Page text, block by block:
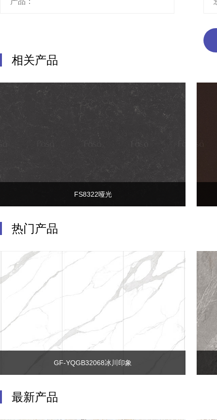
相关产品
FS8322哑光
产品名称：FS8322哑光
适用场景：橱柜、水槽、岛台、台面、背
景墙 颜色：灰色 规格（mm）：
1620x3220x20mm、1520x3050x20mm 材
质：石英砂、树脂、颜料
热门产品
GF-YQGB32068冰川印象
产品名称：GF-YQGB32068冰川印象
最新产品